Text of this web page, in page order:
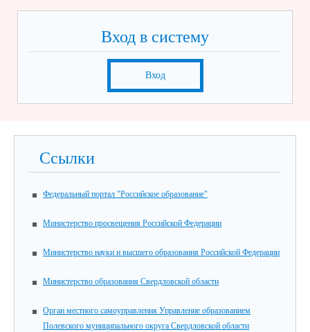
Вход в систему
Вход
Ссылки
Федеральный портал "Российское образование"
Министерство просвещения Российской Федерации
Министерство науки и высшего образования Российской Федерации
Министерство образования Свердловской области
Орган местного самоуправления Управление образованием
Полевского муниципального округа Свердловской области